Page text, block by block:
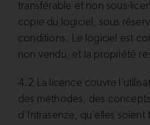
transférable et non sous-
copie du logiciel, sous
conditions. Le logiciel est
non vendu, et la propriété
4.2 La licence couvre
des méthodes, des
d’Intrasenze, qu’elles soient